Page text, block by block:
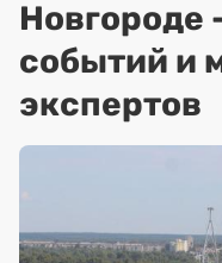
Новгороде
событий и
экспертов